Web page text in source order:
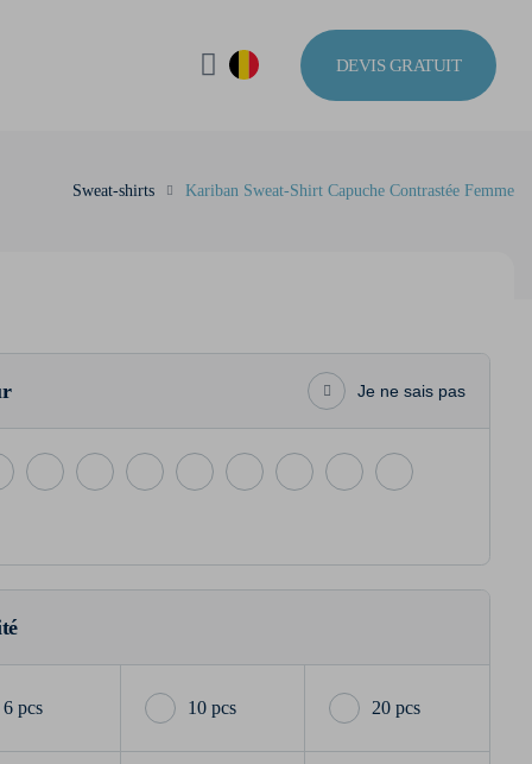
DEVIS GRATUIT
Sweat-shirts Kariban Sweat-Shirt Capuche Contrastée Femme
Je ne sais pas
6 pcs 10 pcs 20 pcs